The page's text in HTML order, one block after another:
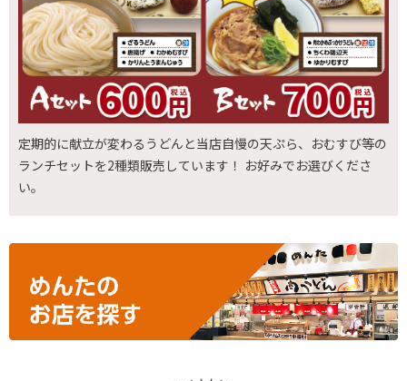
定期的に献立が変わるうどんと当店自慢の天ぷら、おむすび等の
ランチセットを2種類販売しています！ お好みでお選びくださ
い。